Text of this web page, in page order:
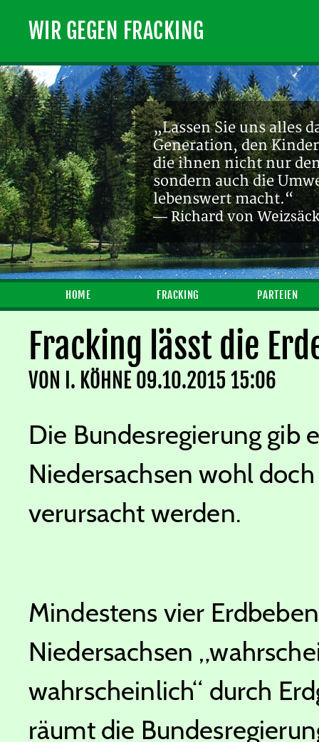
WIR GEGEN FRACKING
„Lassen Sie uns alles
Generation, den
die ihnen nicht nur
sondern auch die
lebenswert macht.“
— Richard von
HOME FRACKING PARTEIEN
Fracking lässt die
VON I. KÖHNE09.10.2015 15:06
Die Bundesregierung gib
Niedersachsen wohl
verursacht werden.
Mindestens vier
Niedersachsen
wahrscheinlich“ durch
räumt die